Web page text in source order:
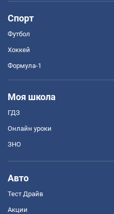
Спорт
Футбол
Хоккей
Формула-1
Моя школа
ГДЗ
Онлайн уроки
ЗНО
Авто
Тест Драйв
Акции